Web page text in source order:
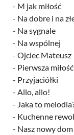
- M jak miłość
- Na dobre i na
- Na sygnale
- Na wspólnej
- Ojciec Mateusz
- Pierwsza miłość
- Przyjaciółki
- Allo, allo!
- Jaka to
- Kuchenne
- Nasz nowy dom